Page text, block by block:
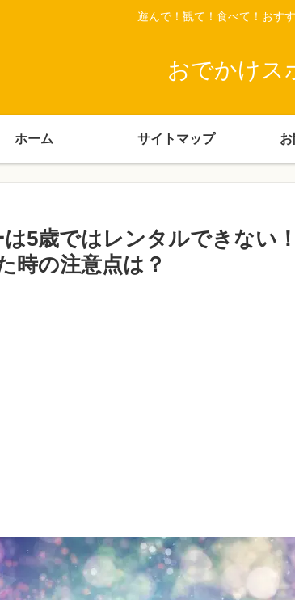
遊んで！観て！食べて！おす
おでかけス
ホーム サイトマップ
5歳ではレンタルできない
時の注意点は？